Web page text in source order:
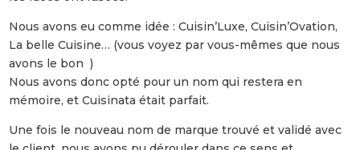
Nous avons eu comme idée : Cuisin’Luxe, Cuisin’Ovation,
La belle Cuisine… (vous voyez par vous-mêmes que nous
avons le bon )
Nous avons donc opté pour un nom qui restera en
mémoire, et Cuisinata était parfait.
Une fois le nouveau nom de marque trouvé et validé avec